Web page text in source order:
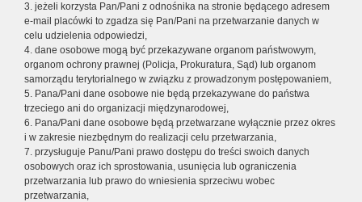
3. jeżeli korzysta Pan/Pani z odnośnika na stronie będącego adresem
e-mail placówki to zgadza się Pan/Pani na przetwarzanie danych w
celu udzielenia odpowiedzi,
4. dane osobowe mogą być przekazywane organom państwowym,
organom ochrony prawnej (Policja, Prokuratura, Sąd) lub organom
samorządu terytorialnego w związku z prowadzonym postępowaniem,
5. Pana/Pani dane osobowe nie będą przekazywane do państwa
trzeciego ani do organizacji międzynarodowej,
6. Pana/Pani dane osobowe będą przetwarzane wyłącznie przez okres
i w zakresie niezbędnym do realizacji celu przetwarzania,
7. przysługuje Panu/Pani prawo dostępu do treści swoich danych
osobowych oraz ich sprostowania, usunięcia lub ograniczenia
przetwarzania lub prawo do wniesienia sprzeciwu wobec
przetwarzania,